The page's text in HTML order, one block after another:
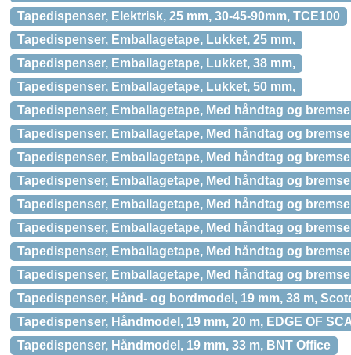
Tapedispenser, Elektrisk, 25 mm, 30-45-90mm, TCE100
Tapedispenser, Emballagetape, Lukket, 25 mm,
Tapedispenser, Emballagetape, Lukket, 38 mm,
Tapedispenser, Emballagetape, Lukket, 50 mm,
Tapedispenser, Emballagetape, Med håndtag og
Tapedispenser, Emballagetape, Med håndtag og
Tapedispenser, Emballagetape, Med håndtag og
Tapedispenser, Emballagetape, Med håndtag og
Tapedispenser, Emballagetape, Med håndtag og
Tapedispenser, Emballagetape, Med håndtag og
Tapedispenser, Emballagetape, Med håndtag og
Tapedispenser, Emballagetape, Med håndtag og
Tapedispenser, Hånd- og bordmodel, 19 mm, 38 m,
Tapedispenser, Håndmodel, 19 mm, 20 m, EDGE OF
Tapedispenser, Håndmodel, 19 mm, 33 m, BNT Office